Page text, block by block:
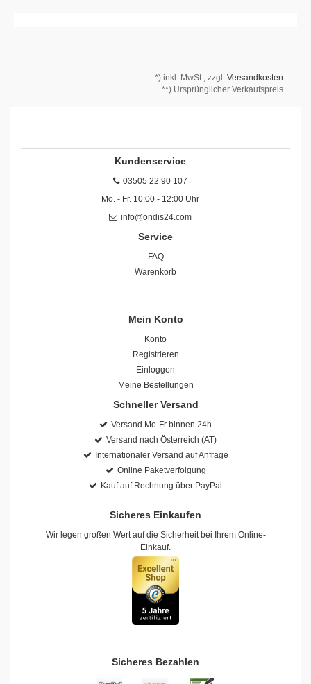
*) inkl. MwSt., zzgl. Versandkosten
**) Ursprünglicher Verkaufspreis
Kundenservice
03505 22 90 107
Mo. - Fr. 10:00 - 12:00 Uhr
info@ondis24.com
Service
FAQ
Warenkorb
Mein Konto
Konto
Registrieren
Einloggen
Meine Bestellungen
Schneller Versand
Versand Mo-Fr binnen 24h
Versand nach Österreich (AT)
Internationaler Versand auf Anfrage
Online Paketverfolgung
Kauf auf Rechnung über PayPal
Sicheres Einkaufen
Wir legen großen Wert auf die Sicherheit bei Ihrem Online-
Einkauf.
Sicheres Bezahlen